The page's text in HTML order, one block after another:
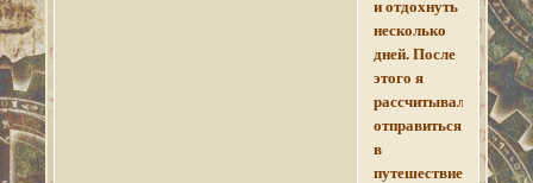
и отдохнуть
несколько
дней. После
этого я
рассчитывал
отправиться
в
путешествие